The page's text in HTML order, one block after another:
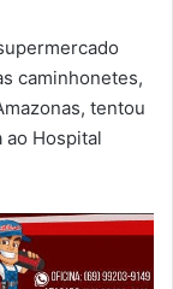
caminhonetes,
tentou
ao Hospital